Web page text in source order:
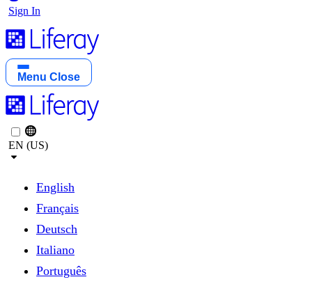
Sign In
Menu Close
EN (US)
English
Français
Deutsch
Italiano
Português